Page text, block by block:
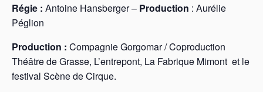
Régie : Antoine Hansberger – Production : Aurélie
Péglion
Production : Compagnie Gorgomar / Coproduction
Théâtre de Grasse, L’entrepont, La Fabrique Mimont et le
festival Scène de Cirque.